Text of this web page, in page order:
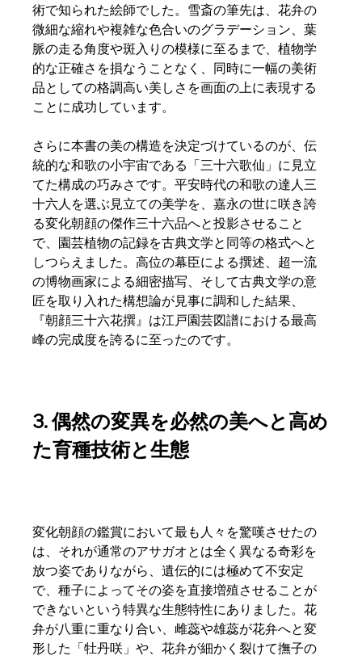
術で知られた絵師でした。雪斎の筆先は、花弁の
微細な縮れや複雑な色合いのグラデーション、葉
脈の走る角度や斑入りの模様に至るまで、植物学
的な正確さを損なうことなく、同時に一幅の美術
品としての格調高い美しさを画面の上に表現する
ことに成功しています。
さらに本書の美の構造を決定づけているのが、伝
統的な和歌の小宇宙である「三十六歌仙」に見立
てた構成の巧みさです。平安時代の和歌の達人三
十六人を選ぶ見立ての美学を、嘉永の世に咲き誇
る変化朝顔の傑作三十六品へと投影させること
で、園芸植物の記録を古典文学と同等の格式へと
しつらえました。高位の幕臣による撰述、超一流
の博物画家による細密描写、そして古典文学の意
匠を取り入れた構想論が見事に調和した結果、
『朝顔三十六花撰』は江戸園芸図譜における最高
峰の完成度を誇るに至ったのです。
3. 偶然の変異を必然の美へと高め
た育種技術と生態
変化朝顔の鑑賞において最も人々を驚嘆させたの
は、それが通常のアサガオとは全く異なる奇彩を
放つ姿でありながら、遺伝的には極めて不安定
で、種子によってその姿を直接増殖させることが
できないという特異な生態特性にありました。花
弁が八重に重なり合い、雌蕊や雄蕊が花弁へと変
形した「牡丹咲」や、花弁が細かく裂けて撫子の